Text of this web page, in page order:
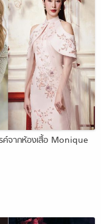
ค์จากห้องเสื้อ Monique